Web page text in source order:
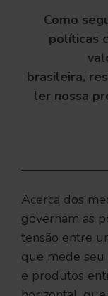
Como
políticas
brasileira,
ler nossa
Acerca dos
governam as
tensão entre
que mede
e produtos